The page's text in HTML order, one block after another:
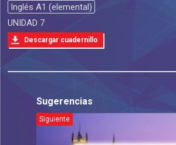
Inglés A1 (elemental)
UNIDAD 7
Descargar cuadernillo
Sugerencias
Siguiente